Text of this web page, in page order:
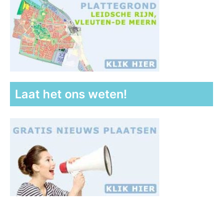
Laat het ons weten!